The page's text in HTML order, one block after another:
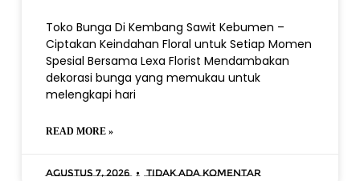
Toko Bunga Di Kembang Sawit Kebumen –
Ciptakan Keindahan Floral untuk Setiap Momen
Spesial Bersama Lexa Florist Mendambakan
dekorasi bunga yang memukau untuk
melengkapi hari
READ MORE »
Agustus 7, 2026 Tidak ada komentar